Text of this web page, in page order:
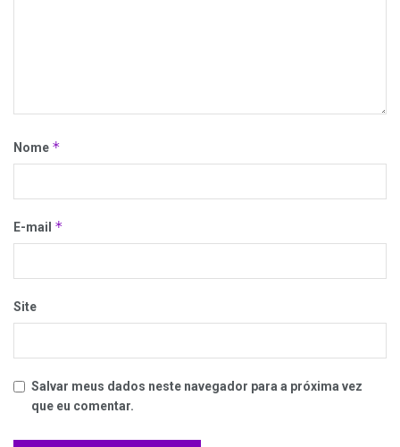
Nome *
E-mail *
Site
Salvar meus dados neste navegador para a próxima vez
que eu comentar.